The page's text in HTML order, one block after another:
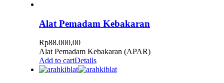
Alat Pemadam Kebakaran
Rp88.000,00
Alat Pemadam Kebakaran (APAR)
Add to cartDetails